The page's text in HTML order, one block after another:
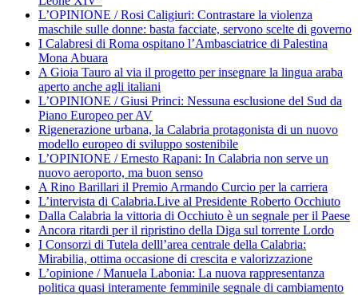
L’OPINIONE / Rosi Caligiuri: Contrastare la violenza
maschile sulle donne: basta facciate, servono scelte di governo
I Calabresi di Roma ospitano l’Ambasciatrice di Palestina
Mona Abuara
A Gioia Tauro al via il progetto per insegnare la lingua araba
aperto anche agli italiani
L’OPINIONE / Giusi Princi: Nessuna esclusione del Sud da
Piano Europeo per AV
Rigenerazione urbana, la Calabria protagonista di un nuovo
modello europeo di sviluppo sostenibile
L’OPINIONE / Ernesto Rapani: In Calabria non serve un
nuovo aeroporto, ma buon senso
A Rino Barillari il Premio Armando Curcio per la carriera
L’intervista di Calabria.Live al Presidente Roberto Occhiuto
Dalla Calabria la vittoria di Occhiuto è un segnale per il Paese
Ancora ritardi per il ripristino della Diga sul torrente Lordo
I Consorzi di Tutela delll’area centrale della Calabria:
Mirabilia, ottima occasione di crescita e valorizzazione
L’opinione / Manuela Labonia: La nuova rappresentanza
politica quasi interamente femminile segnale di cambiamento